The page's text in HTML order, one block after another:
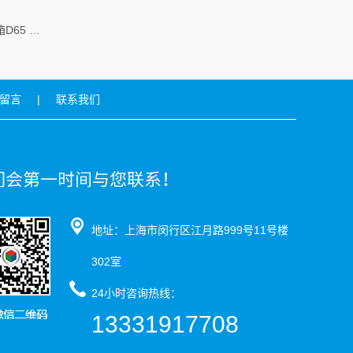
言 | 联系我们
地址：上海市闵行区江月路999号11号楼
302室
24小时咨询热线：
13331917708